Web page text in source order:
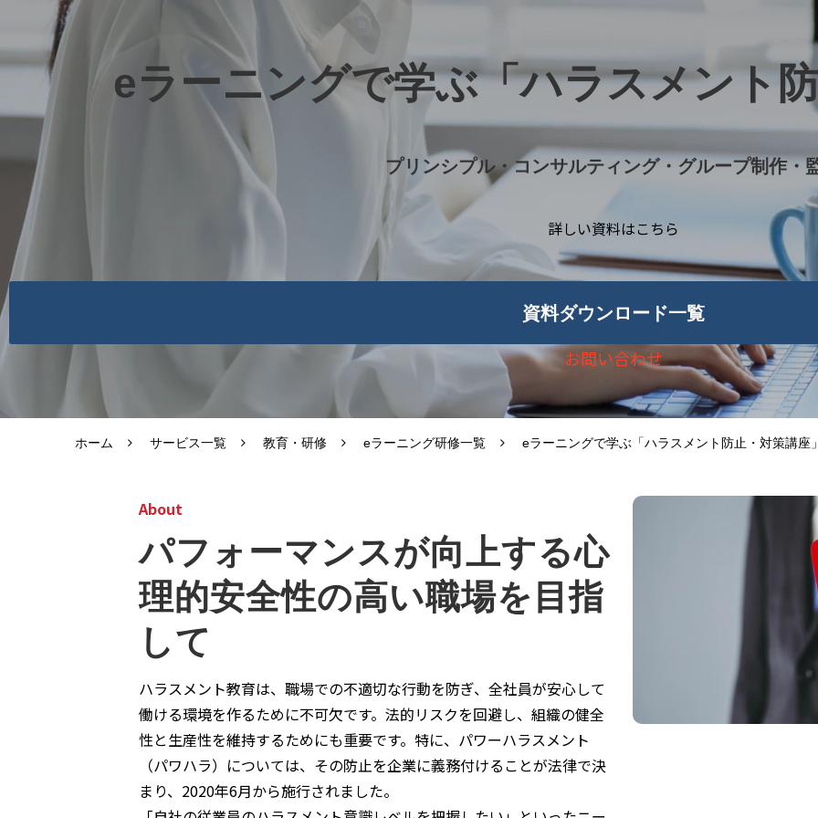
eラーニングで学ぶ「ハラスメント
プリンシプル・コンサルティング・グループ制作・
詳しい資料はこちら
資料ダウンロード一覧
お問い合わせ
ホーム サービス一覧 教育・研修 eラーニング研修一覧 eラーニングで学ぶ「ハラスメント防止・対策講座
About
パフォーマンスが向上する心
理的安全性の高い職場を目指
して
ハラスメント教育は、職場での不適切な行動を防ぎ、全社員が安心して
働ける環境を作るために不可欠です。法的リスクを回避し、組織の健全
性と生産性を維持するためにも重要です。特に、パワーハラスメント
（パワハラ）については、その防止を企業に義務付けることが法律で決
まり、2020年6月から施行されました。